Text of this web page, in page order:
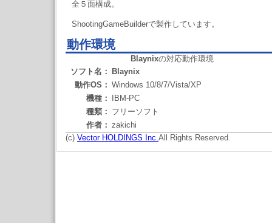
全５面構成。
ShootingGameBuilderで製作しています。
動作環境
Blaynixの対応動作環境
ソフト名：
Blaynix
動作OS： Windows 10/8/7/Vista/XP
機種：
IBM-PC
種類： フリーソフト
作者： zakichi
(c) Vector HOLDINGS Inc.All Rights Reserved.